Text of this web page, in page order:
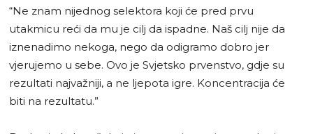
“Ne znam nijednog selektora koji će pred prvu
utakmicu reći da mu je cilj da ispadne. Naš cilj nije da
iznenadimo nekoga, nego da odigramo dobro jer
vjerujemo u sebe. Ovo je Svjetsko prvenstvo, gdje su
rezultati najvažniji, a ne ljepota igre. Koncentracija će
biti na rezultatu.”